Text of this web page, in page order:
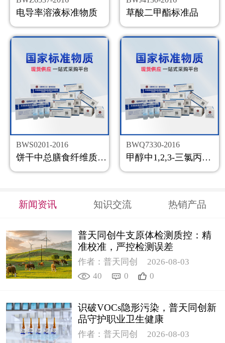
电导率溶液标准物质 草酸二甲酯标准品
BWS0201-2016
饼干中总膳食纤维质控样品
BWQ7330-2016
甲醇中1,2,3-三氯丙烷溶液标准物质
新闻资讯 知识交流 热销产品
普天同创牛支原体检测质控：精
准校准，严控检测误差
作者：普天同创
2026-08-03
40
0 0
识破VOCs隐形污染，普天同创新
品守护职业卫生健康
作者：普天同创
2026-08-03
联系我们
返回主页